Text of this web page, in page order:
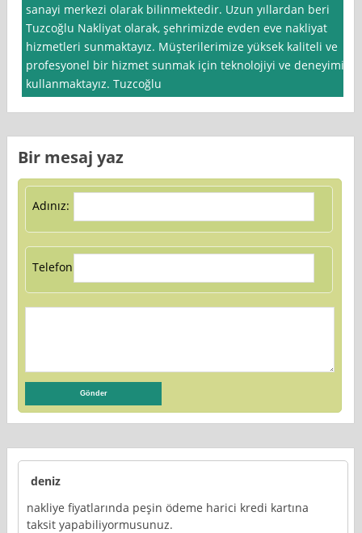
sanayi merkezi olarak bilinmektedir. Uzun yıllardan beri
Tuzcoğlu Nakliyat olarak, şehrimizde evden eve nakliyat
hizmetleri sunmaktayız. Müşterilerimize yüksek kaliteli ve
profesyonel bir hizmet sunmak için teknolojiyi ve deneyimi
kullanmaktayız. Tuzcoğlu
Bir mesaj yaz
Adınız:
Telefon:
deniz
nakliye fiyatlarında peşin ödeme harici kredi kartına
taksit yapabiliyormusunuz.